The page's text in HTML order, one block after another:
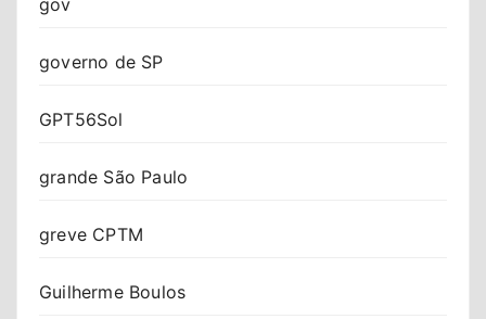
governo de SP
GPT56Sol
grande São Paulo
greve CPTM
Guilherme Boulos